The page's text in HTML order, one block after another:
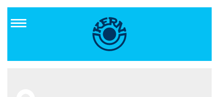
Inhalt